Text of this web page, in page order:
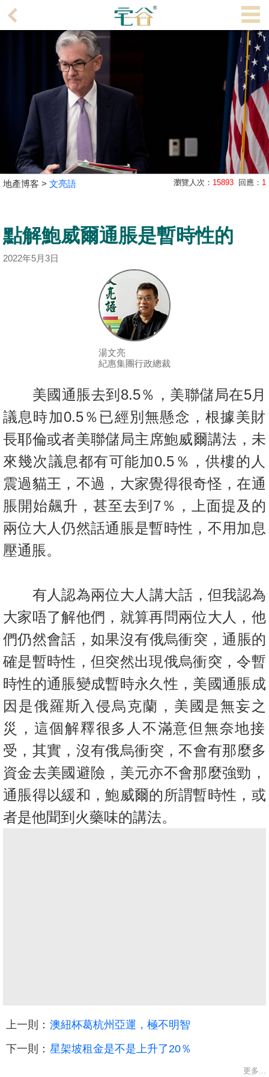
理
交
業
主
宅
谷
產
聞
數
據
公
佈
置
關
於
我
們
地產博客 > 文亮語 瀏覽人次： 15893 回應： 1
點解鮑威爾通脹是暫時性的
2022年5月3日
湯文亮
紀惠集團行政總裁
美國通脹去到8.5％，美聯儲局在5月
議息時加0.5％已經別無懸念，根據美財
長耶倫或者美聯儲局主席鮑威爾講法，未
來幾次議息都有可能加0.5％，供樓的人
震過貓王，不過，大家覺得很奇怪，在通
脹開始飆升，甚至去到7％，上面提及的
兩位大人仍然話通脹是暫時性，不用加息
壓通脹。
有人認為兩位大人講大話，但我認為
大家唔了解他們，就算再問兩位大人，他
們仍然會話，如果沒有俄烏衝突，通脹的
確是暫時性， 但突然出現俄烏衝突，令暫
時性的通脹變成暫時永久性，美國通脹成
因是俄羅斯入侵烏克蘭，美國是無妄之
災，這個解釋很多人不滿意但無奈地接
受，其實，沒有俄烏衝突，不會有那麼多
資金去美國避險， 美元亦不會那麼強勁，
通脹得以緩和，鮑威爾的所謂暫時性， 或
者是他聞到火藥味的講法。
上一則： 澳紐杯葛杭州亞運，極不明智
下一則： 星架坡租金是不是上升了20％
更多...